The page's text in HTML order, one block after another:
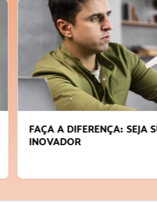
FAÇA A DIFERENÇA: SEJA
INOVADOR